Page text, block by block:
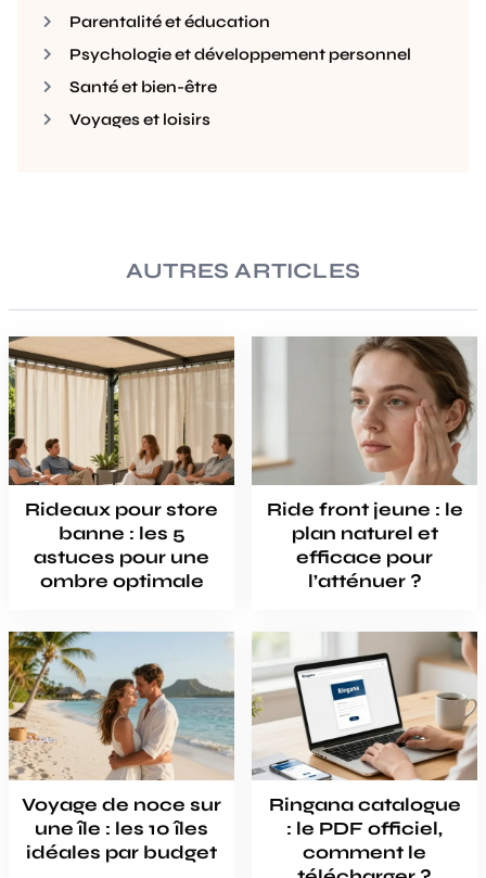
Parentalité et éducation
Psychologie et développement personnel
Santé et bien-être
Voyages et loisirs
AUTRES ARTICLES
Rideaux pour store
banne : les 5
astuces pour une
ombre optimale
Ride front jeune : le
plan naturel et
efficace pour
l’atténuer ?
Voyage de noce sur
une île : les 10 îles
idéales par budget
Ringana catalogue
: le PDF officiel,
comment le